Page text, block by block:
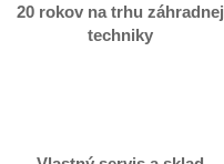
20 rokov na trhu záhradnej
techniky